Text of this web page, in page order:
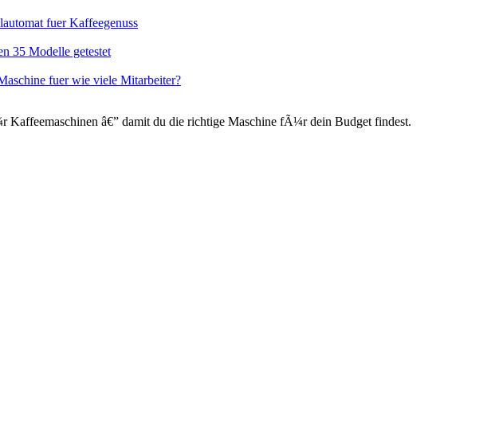
fuer Kaffeegenuss
35 Modelle getestet
fuer wie viele Mitarbeiter?
Kaffeemaschinen â€” damit du die richtige Maschine fÃ¼r dein Budget findest.